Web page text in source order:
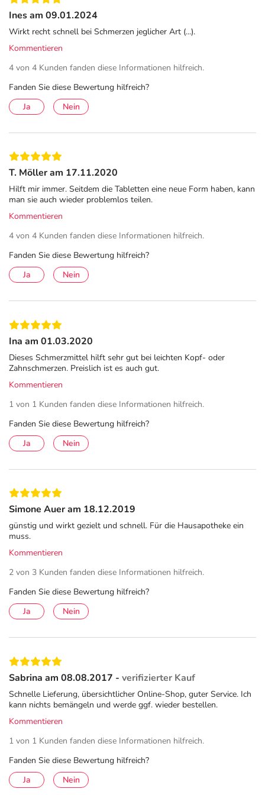
Schmerzen auch in Muskeln und Gelenken. Ibu-
ratiopharm® 400 mg akut Schmerztabletten sind gut
verträglich und laktose- sowie glutenfrei. Außerdem
enthalten sie keine Inhaltsstoffe tierischen Ursprungs.
Regelschmerzen sowie Fieber und Entzündungen
Teilbare Tabletten zur einfacheren Einnahme und
Jahren
Frei von Gluten und Laktose sowie anderen
Inhaltsstoffen tierischen Ursprungs
Pflichtangaben:
IBU-ratiopharm® 400 mg akut Schmerztabletten.Wirkstoff:
Schmerzen wie Kopfschmerzen, Zahnschmerzen, Regelschmerzen,
Fieber.
Warnhinw.:Bei Schmerzen oder Fieber ohne ärztlichen Rat
enth. weniger als 1 mmol (23 mg) Natrium pro Filmtbl., d. h., es ist
nahezu „natriumfrei“.
Nebenwirkungen lesen Sie die Packungsbeilage und fragen Sie
Ihre Ärztin, Ihren Arzt oder in Ihrer Apotheke. 11/24
Stand: Apr 2025
Freigabenummer: MULTI-DE-06650
IBU-ratiopharm® 400 mg wird angewendet bei
Kopfschmerzen, Zahnschmerzen, Regelschmerzen
Fieber
Anwendung
Für Erwachsene:
Wenn bei Erwachsenen die Einnahme dieses
Arzneimittels für mehr als 3 Tage bei Fieber bzw. für
sich die Symptome verschlimmern, sollte ärztlicher Rat
eingeholt werden.
Arzneimittels für mehr als 3 Tage erforderlich ist oder
wenn sich die Symptome verschlimmern, sollte ärztlicher
Rat eingeholt werden.
Die empfohlene Dosis beträgt:
Körpergewicht (Alter) Einzeldosis max. Tagesdosis
20-29 kg
(Kinder: 6-9 Jahre)
½
Ines am 09.01.2024
Wirkt recht schnell bei Schmerzen jeglicher Art (...).
Kommentieren
4 von 4 Kunden fanden diese Informationen hilfreich.
Fanden Sie diese Bewertung hilfreich?
Ja
Nein
T. Möller am 17.11.2020
Hilft mir immer. Seitdem die Tabletten eine neue Form haben, kann
man sie auch wieder problemlos teilen.
Kommentieren
4 von 4 Kunden fanden diese Informationen hilfreich.
Fanden Sie diese Bewertung hilfreich?
Ja
Nein
Ina am 01.03.2020
Dieses Schmerzmittel hilft sehr gut bei leichten Kopf- oder
Zahnschmerzen. Preislich ist es auch gut.
Kommentieren
1 von 1 Kunden fanden diese Informationen hilfreich.
Fanden Sie diese Bewertung hilfreich?
Ja
Nein
Simone Auer am 18.12.2019
günstig und wirkt gezielt und schnell. Für die Hausapotheke ein
muss.
Kommentieren
2 von 3 Kunden fanden diese Informationen hilfreich.
Fanden Sie diese Bewertung hilfreich?
Ja
Nein
Sabrina am 08.08.2017 - verifizierter Kauf
Schnelle Lieferung, übersichtlicher Online-Shop, guter Service. Ich
kann nichts bemängeln und werde ggf. wieder bestellen.
Kommentieren
1 von 1 Kunden fanden diese Informationen hilfreich.
Fanden Sie diese Bewertung hilfreich?
Ja
Nein